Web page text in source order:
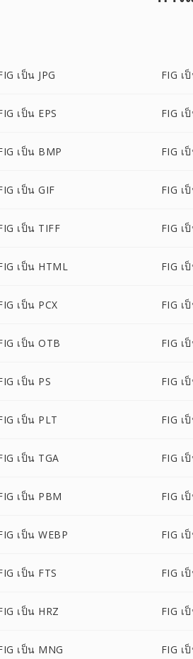
เป็น JPG FIG เ
เป็น EPS FIG เ
เป็น BMP FIG เ
เป็น GIF FIG เ
เป็น TIFF FIG เ
เป็น HTML FIG เ
เป็น PCX FIG เ
เป็น OTB FIG เ
เป็น PS FIG เ
เป็น PLT FIG เ
เป็น TGA FIG เ
เป็น PBM FIG เ
เป็น WEBP FIG เ
เป็น FTS FIG เ
เป็น HRZ FIG เ
เป็น MNG FIG เ